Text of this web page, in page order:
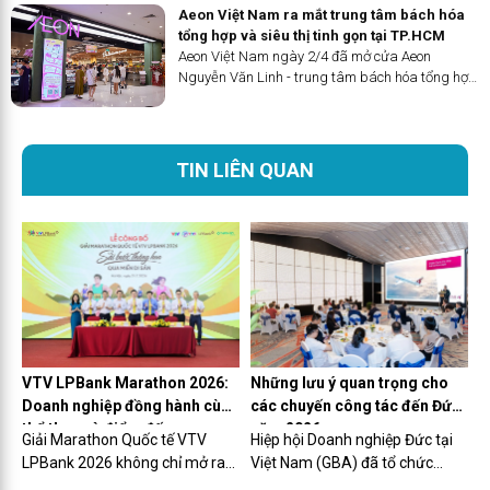
thi đề cử vào “Top 10 món nhất định phải thử” tại
Lễ hội Văn hóa Ẩm thực...
Aeon Việt Nam ra mắt trung tâm bách hóa
tổng hợp và siêu thị tinh gọn tại TP.HCM
Aeon Việt Nam ngày 2/4 đã mở cửa Aeon
Nguyễn Văn Linh - trung tâm bách hóa tổng hợp
TIN LIÊN QUAN
VTV LPBank Marathon 2026:
Doanh nghiệp đồng hành cùng
thể thao và điểm đến
Giải Marathon Quốc tế VTV
LPBank 2026 không chỉ mở ra
Những lưu ý quan trọng cho
các chuyến công tác đến Đức
năm 2026
Hiệp hội Doanh nghiệp Đức tại
Việt Nam (GBA) đã tổ chức